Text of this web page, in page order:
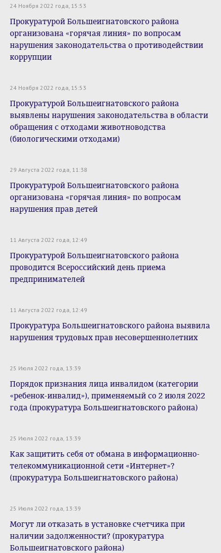
24 Ноября 2022 года, 15:53
Прокуратурой Большеигнатовского района
организована «горячая линия» по вопросам
нарушения законодательства о противодействии
коррупции
24 Ноября 2022 года, 15:53
Прокуратурой Большеигнатовского района
выявлены нарушения законодательства в области
обращения с отходами животноводства
(биологическими отходами)
29 Августа 2022 года, 11:38
Прокуратурой Большеигнатовского района
организована «горячая линия» по вопросам
нарушения прав детей
11 Августа 2022 года, 12:49
Прокуратурой Большеигнатовского района
проводится Всероссийский день приема
предпринимателей
11 Августа 2022 года, 12:49
Прокуратура Большеигнатовского района выявила
нарушения трудовых прав несовершеннолетних
25 Июля 2022 года, 13:39
Порядок признания лица инвалидом (категории
«ребенок-инвалид»), применяемый со 2 июля 2022
года (прокуратура Большеигнатовского района)
25 Июля 2022 года, 13:39
Как защитить себя от обмана в информационно-
телекоммуникационной сети «Интернет»?
(прокуратура Большеигнатовского района)
25 Июля 2022 года, 13:39
Могут ли отказать в установке счетчика при
наличии задолженности? (прокуратура
Большеигнатовского района)